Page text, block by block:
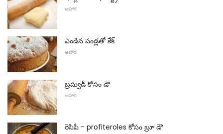
ఆహార
ఎండిన పండ్లతో కేక్
ఆహార
బ్రష్వుడ్ కోసం డౌ
ఆహార
రెసిపీ - profiteroles కోసం బ్రూ డౌ